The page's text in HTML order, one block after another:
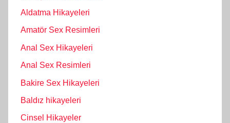
Aldatma Hikayeleri
Amatör Sex Resimleri
Anal Sex Hikayeleri
Anal Sex Resimleri
Bakire Sex Hikayeleri
Baldız hikayeleri
Cinsel Hikayeler